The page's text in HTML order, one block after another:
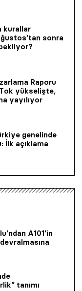
kurallar
sonra
Raporu
yükselişte,
yayılıyor
genelinde
İlk açıklama
A101’in
tanımı